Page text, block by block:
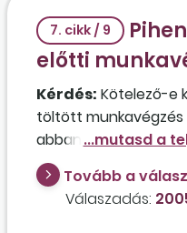
7. cikk / 9
előtti
Kérdés: Kötelező-e
töltött
abban az esetben,
munkaidő
pihenni?Tovább a
Válaszadás: